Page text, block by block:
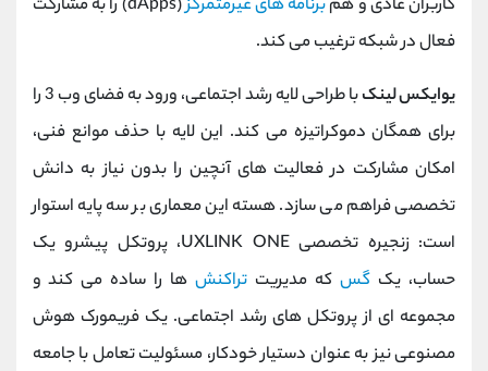
کاربران عادی و همبرنامه ‌های غیرمتمرکز
(dApps) را به مشارکت
فعال در شبکه ترغیب می کند.
یو‌ایکس لینک
با طراحی لایه رشد اجتماعی، ورود به فضای وب 3 را
برای همگان دموکراتیزه می کند. این لایه با حذف موانع فنی،
امکان مشارکت در فعالیت‌ های آنچین را بدون نیاز به دانش
تخصصی فراهم می ‌سازد. هسته این معماری بر سه پایه استوار
است: زنجیره تخصصی UXLINK ONE، پروتکل پیشرو یک
حساب، یک گس که مدیریت تراکنش‌ ها را ساده می کند و
مجموعه ‌ای از پروتکل ‌های رشد اجتماعی. یک فریمورک هوش
مصنوعی نیز به ‌عنوان دستیار خودکار، مسئولیت تعامل با جامعه